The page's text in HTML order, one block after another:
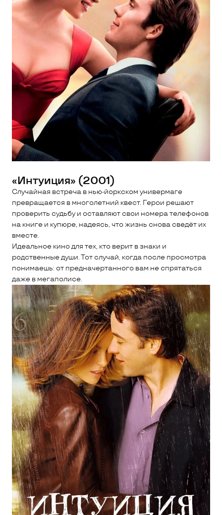
«Интуиция» (2001)
Случайная встреча в нью-йоркском универмаге
превращается в многолетний квест. Герои решают
проверить судьбу и оставляют свои номера телефонов
на книге и купюре, надеясь, что жизнь снова сведёт их
вместе.
Идеальное кино для тех, кто верит в знаки и
родственные души. Тот случай, когда после просмотра
понимаешь: от предначертанного вам не спрятаться
даже в мегаполисе.